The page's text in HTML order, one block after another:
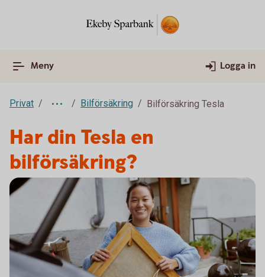
Meny Logga in
Privat Bilförsäkring Bilförsäkring Tesla
Har din Tesla en
bilförsäkring?